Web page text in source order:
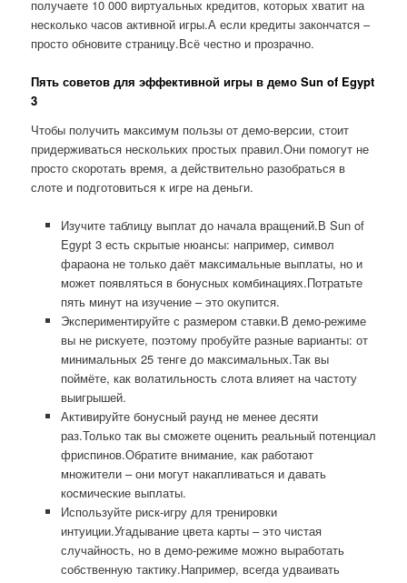
получаете 10 000 виртуальных кредитов, которых хватит на
несколько часов активной игры.А если кредиты закончатся –
просто обновите страницу.Всё честно и прозрачно.
Пять советов для эффективной игры в демо Sun of Egypt
3
Чтобы получить максимум пользы от демо-версии, стоит
придерживаться нескольких простых правил.Они помогут не
просто скоротать время, а действительно разобраться в
слоте и подготовиться к игре на деньги.
Изучите таблицу выплат до начала вращений.В Sun of
Egypt 3 есть скрытые нюансы: например, символ
фараона не только даёт максимальные выплаты, но и
может появляться в бонусных комбинациях.Потратьте
пять минут на изучение – это окупится.
Экспериментируйте с размером ставки.В демо-режиме
вы не рискуете, поэтому пробуйте разные варианты: от
минимальных 25 тенге до максимальных.Так вы
поймёте, как волатильность слота влияет на частоту
выигрышей.
Активируйте бонусный раунд не менее десяти
раз.Только так вы сможете оценить реальный потенциал
фриспинов.Обратите внимание, как работают
множители – они могут накапливаться и давать
космические выплаты.
Используйте риск-игру для тренировки
интуиции.Угадывание цвета карты – это чистая
случайность, но в демо-режиме можно выработать
собственную тактику.Например, всегда удваивать